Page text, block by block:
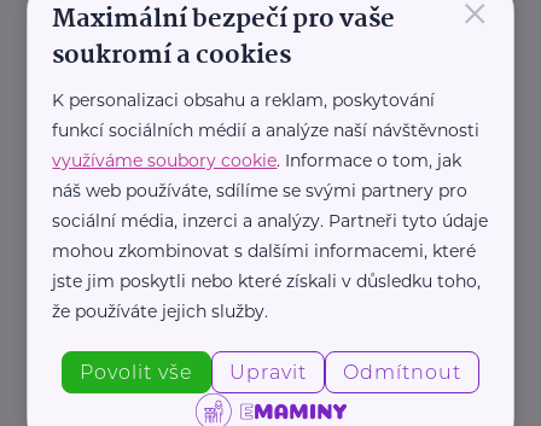
REKLAMA
Maximální bezpečí pro vaše
soukromí a cookies
K personalizaci obsahu a reklam, poskytování
funkcí sociálních médií a analýze naší návštěvnosti
využíváme soubory cookie. Informace o tom, jak
náš web používáte, sdílíme se svými partnery pro
sociální média, inzerci a analýzy. Partneři tyto údaje
mohou zkombinovat s dalšími informacemi, které
jste jim poskytli nebo které získali v důsledku toho,
že používáte jejich služby.
Povolit vše Upravit Odmítnout